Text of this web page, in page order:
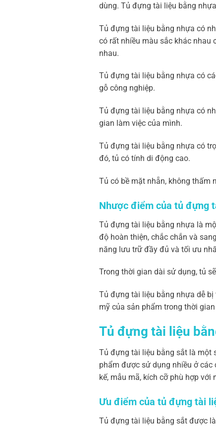
dùng. Tủ đựng tài liệu bằng
Tủ đựng tài liệu bằng nhựa có
có rất nhiều màu sắc khác nhau
nhau.
Tủ đựng tài liệu bằng nhựa có
gỗ công nghiệp.
Tủ đựng tài liệu bằng nhựa có
gian làm việc của mình.
Tủ đựng tài liệu bằng nhựa có
đó, tủ có tính di động cao.
Tủ có bề mặt nhẵn, không thấm
Nhược điểm của tủ đựng
Tủ đựng tài liệu bằng nhựa là
độ hoàn thiện, chắc chắn và
năng lưu trữ đầy đủ và tối ưu
Trong thời gian dài sử dụng, tủ
Tủ đựng tài liệu bằng nhựa dễ
mỹ của sản phẩm trong thời
Tủ đựng tài liệu
Tủ đựng tài liệu bằng sắt là một
phẩm được sử dụng nhiều ở các
kế, mẫu mã, kích cỡ phù hợp với
Ưu điểm của tủ đựng tài
Tủ đựng tài liệu bằng sắt được